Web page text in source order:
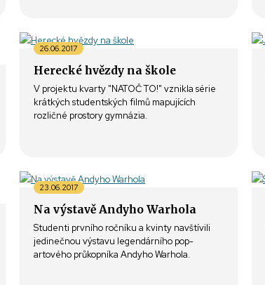
Herecké hvězdy na škole
26.06.2017
V projektu kvarty "NATOČ TO!" vznikla série
krátkých studentských filmů mapujících
rozličné prostory gymnázia.
Na výstavě Andyho Warhola
23.06.2017
Studenti prvního ročníku a kvinty navštívili
jedinečnou výstavu legendárního pop-
artového průkopníka Andyho Warhola.